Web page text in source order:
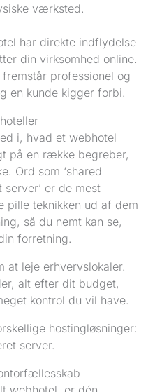
værksted.
har direkte indflydelse
din virksomhed online.
professionel og
en kunde kigger forbi.
i, hvad et webhotel
på en række begreber,
Ord som ‘shared
server’ er de mest
pille teknikken ud af dem
så du nemt kan se,
forretning.
leje erhvervslokaler.
alt efter dit budget,
kontrol du vil have.